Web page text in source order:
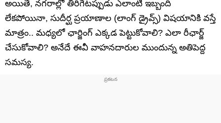
అయితే, నగరాల్లో తిరిగేటప్పుడు ఎలాంటి ఇబ్బంది
లేకపోయినా, సుదీర్ఘ ప్రయాణాల (లాంగ్ డ్రైవ్స్) విషయానికి వస్తే
మాత్రం.. మధ్యలో ఛార్జింగ్ ఎక్కడ పెట్టుకోవాలి? ఎలా రీఛార్జ్
చేసుకోవాలి? అనేదే ఈవీ వాహనదారుల ముందున్న అతిపెద్ద
సమస్య.